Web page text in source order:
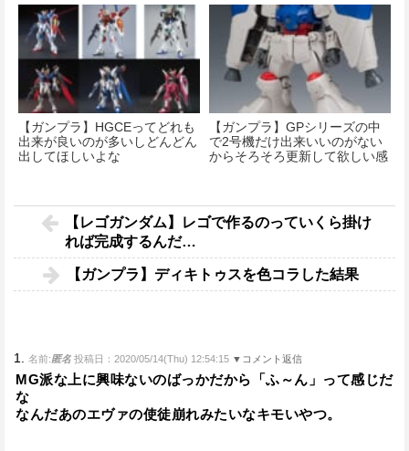
【ガンプラ】HGCEってどれも
出来が良いのが多いしどんどん
出してほしいよな
【ガンプラ】GPシリーズの中
で2号機だけ出来いいのがない
からそろそろ更新して欲しい感
【レゴガンダム】レゴで作るのっていくら掛け
れば完成するんだ…
【ガンプラ】ディキトゥスを色コラした結果
1. 名前:匿名 投稿日：2020/05/14(Thu) 12:54:15 ▼コメント返信
MG派な上に興味ないのばっかだから「ふ～ん」って感じだ
な
なんだあのエヴァの使徒崩れみたいなキモいやつ。